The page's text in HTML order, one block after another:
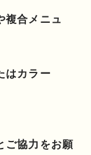
合メニュ
はカラー
ご協力をお願